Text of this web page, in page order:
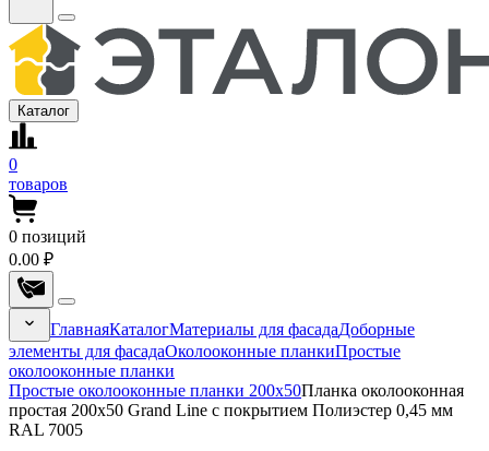
Каталог
0
товаров
0 позиций
0.00 ₽
ГлавнаяКаталогМатериалы для фасадаДоборные
элементы для фасадаОколооконные планкиПростые
околооконные планки
Простые околооконные планки 200x50Планка околооконная
простая 200x50 Grand Line с покрытием Полиэстер 0,45 мм
RAL 7005